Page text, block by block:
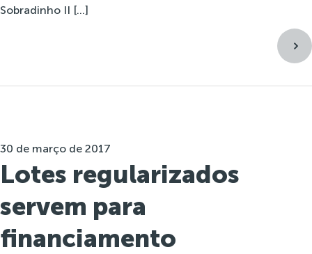
Sobradinho II […]
30 de março de 2017
Lotes regularizados
servem para
financiamento